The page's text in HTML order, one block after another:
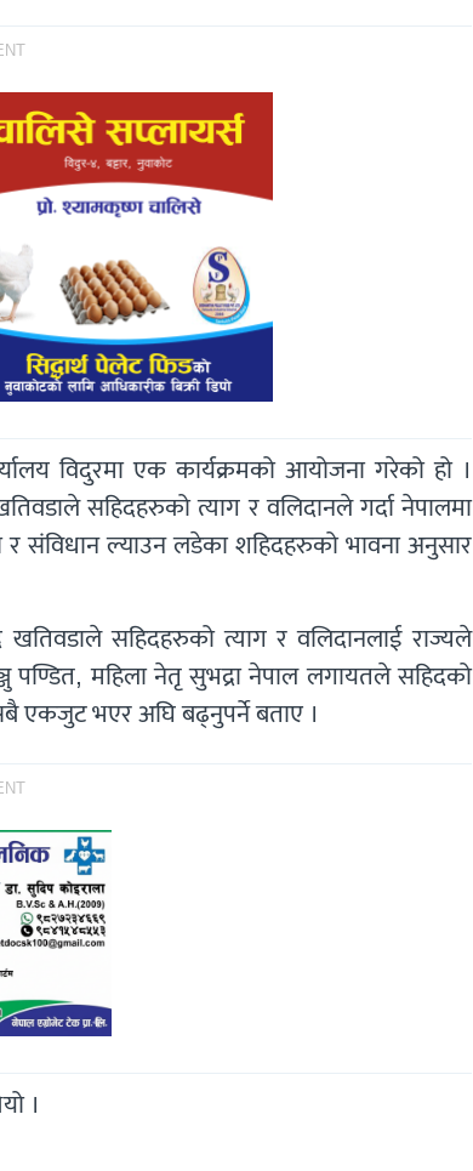
विदुरमा एक कार्यक्रमको आयोजना गरेको हो ।
सहिदहरुको त्याग र वलिदानले गर्दा नेपालमा
र संविधान ल्याउन लडेका शहिदहरुको भावना अनुसार
खतिवडाले सहिदहरुको त्याग र वलिदानलाई राज्यले
पण्डित, महिला नेतृ सुभद्रा नेपाल लगायतले सहिदको
एकजुट भएर अघि बढ्नुपर्ने बताए ।
।